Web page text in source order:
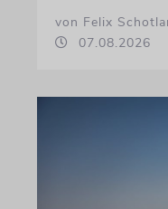
von Felix
07.08.2026